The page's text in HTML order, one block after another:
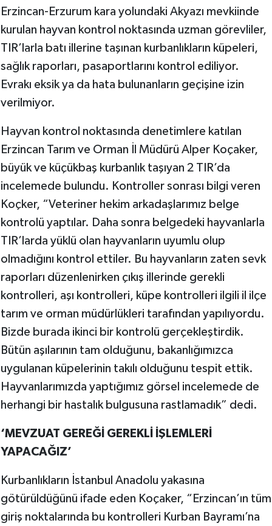
Erzincan-Erzurum kara yolundaki Akyazı mevkiinde
kurulan hayvan kontrol noktasında uzman görevliler,
TIR’larla batı illerine taşınan kurbanlıkların küpeleri,
sağlık raporları, pasaportlarını kontrol ediliyor.
Evrakı eksik ya da hata bulunanların geçişine izin
verilmiyor.
Hayvan kontrol noktasında denetimlere katılan
Erzincan Tarım ve Orman İl Müdürü Alper Koçaker,
büyük ve küçükbaş kurbanlık taşıyan 2 TIR’da
incelemede bulundu. Kontroller sonrası bilgi veren
Koçker, “Veteriner hekim arkadaşlarımız belge
kontrolü yaptılar. Daha sonra belgedeki hayvanlarla
TIR’larda yüklü olan hayvanların uyumlu olup
olmadığını kontrol ettiler. Bu hayvanların zaten sevk
raporları düzenlenirken çıkış illerinde gerekli
kontrolleri, aşı kontrolleri, küpe kontrolleri ilgili il ilçe
tarım ve orman müdürlükleri tarafından yapılıyordu.
Bizde burada ikinci bir kontrolü gerçekleştirdik.
Bütün aşılarının tam olduğunu, bakanlığımızca
uygulanan küpelerinin takılı olduğunu tespit ettik.
Hayvanlarımızda yaptığımız görsel incelemede de
herhangi bir hastalık bulgusuna rastlamadık” dedi.
‘MEVZUAT GEREĞİ GEREKLİ İŞLEMLERİ
YAPACAĞIZ’
Kurbanlıkların İstanbul Anadolu yakasına
götürüldüğünü ifade eden Koçaker, “Erzincan’ın tüm
giriş noktalarında bu kontrolleri Kurban Bayramı’na